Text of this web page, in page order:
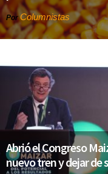
PorColumnistas
Abrió el Congreso
nuevo tren y dejar de